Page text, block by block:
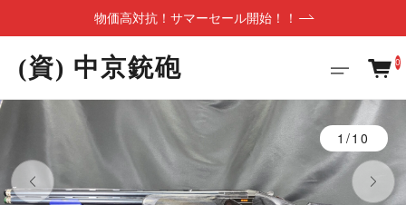
物価高対抗！サマーセール開始！！
(資) 中京銃砲 0
1/10